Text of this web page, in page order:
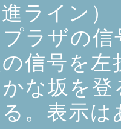
ライン）
ラザの
信号を左
坂を登
。表示